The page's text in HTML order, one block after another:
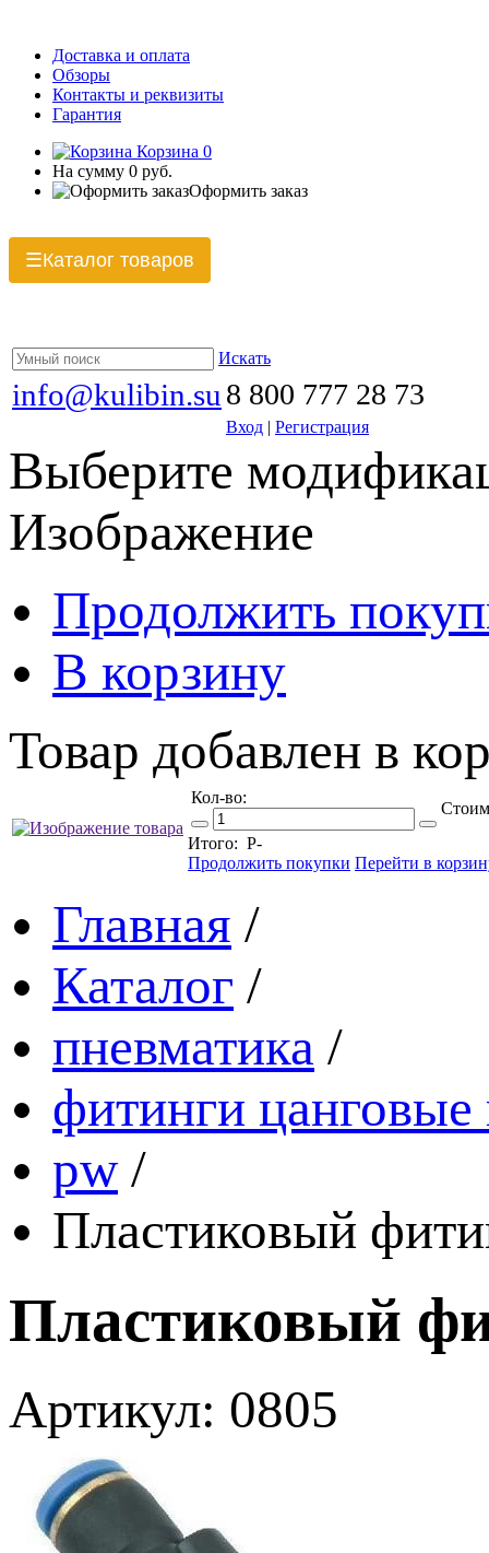
Доставка и оплата
Обзоры
Контакты и реквизиты
Гарантия
Корзина 0
На сумму 0 руб.
Оформить заказ
☰Каталог товаров
Искать
info@kulibin.su 8 800 777 28 73
Вход | Регистрация
Выберите
Изображение
Продолжить
В корзину
Товар добавлен в
Кол-во:
Итого: Р-
Продолжить покупки Перейти в
Главная /
Каталог /
пневматика /
фитинги цанговые
pw/
Пластиковый
Пластиковый
Артикул: 0805